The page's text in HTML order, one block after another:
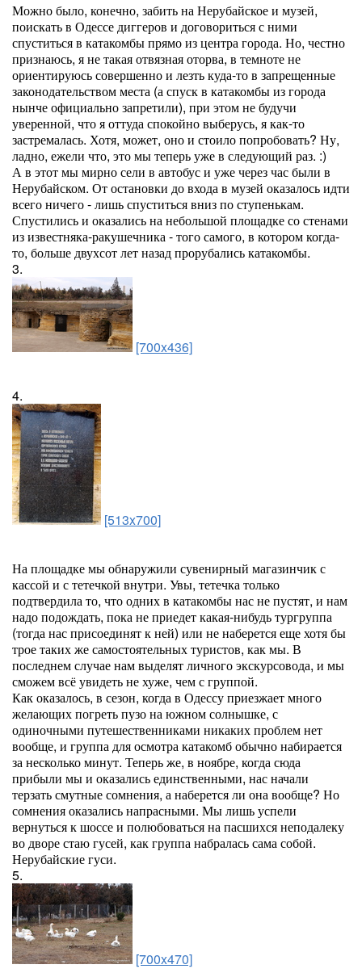
Можно было, конечно, забить на Нерубайское и музей,
поискать в Одессе диггеров и договориться с ними
спуститься в катакомбы прямо из центра города. Но, честно
признаюсь, я не такая отвязная оторва, в темноте не
ориентируюсь совершенно и лезть куда-то в запрещенные
законодательством места (а спуск в катакомбы из города
нынче официально запретили), при этом не будучи
уверенной, что я оттуда спокойно выберусь, я как-то
застремалась. Хотя, может, оно и стоило попробовать? Ну,
ладно, ежели что, это мы теперь уже в следующий раз. :)
А в этот мы мирно сели в автобус и уже через час были в
Нерубайском. От остановки до входа в музей оказалось идти
всего ничего - лишь спуститься вниз по ступенькам.
Спустились и оказались на небольшой площадке со стенами
из известняка-ракушечника - того самого, в котором когда-
то, больше двухсот лет назад прорубались катакомбы.
3.
[700x436]
4.
[513x700]
На площадке мы обнаружили сувенирный магазинчик с
кассой и с тетечкой внутри. Увы, тетечка только
подтвердила то, что одних в катакомбы нас не пустят, и нам
надо подождать, пока не приедет какая-нибудь тургруппа
(тогда нас присоединят к ней) или не наберется еще хотя бы
трое таких же самостоятельных туристов, как мы. В
последнем случае нам выделят личного экскурсовода, и мы
сможем всё увидеть не хуже, чем с группой.
Как оказалось, в сезон, когда в Одессу приезжает много
желающих погреть пузо на южном солнышке, с
одиночными путешественниками никаких проблем нет
вообще, и группа для осмотра катакомб обычно набирается
за несколько минут. Теперь же, в ноябре, когда сюда
прибыли мы и оказались единственными, нас начали
терзать смутные сомнения, а наберется ли она вообще? Но
сомнения оказались напрасными. Мы лишь успели
вернуться к шоссе и полюбоваться на пасшихся неподалеку
во дворе стаю гусей, как группа набралась сама собой.
Нерубайские гуси.
5.
[700x470]